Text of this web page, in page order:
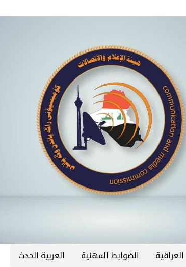
الضوابط المهنية العربية الحدث